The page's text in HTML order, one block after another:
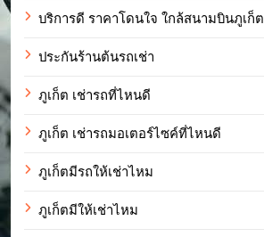
บริการดี ราคาโดนใจ ใกล้สนามบินภูเก็ต
ประกันร้านต้นรถเช่า
ภูเก็ต เช่ารถที่ไหนดี
ภูเก็ต เช่ารถมอเตอร์ไซค์ที่ไหนดี
ภูเก็ตมีรถให้เช่าไหม
ภูเก็ตมีให้เช่าไหม